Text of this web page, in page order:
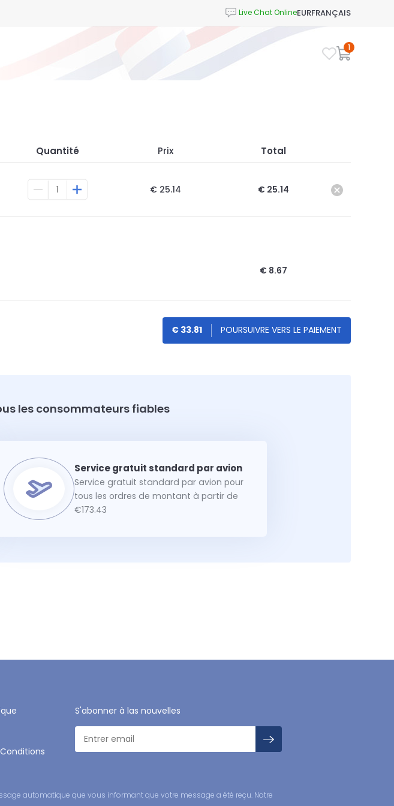
EURFRANÇAIS
1
Quantité Prix Total
€ 25.14 € 25.14
€ 8.67
€ 33.81
les consommateurs fiables
Service gratuit standard par avion pour
tous les ordres de montant à partir de
€173.43
S'abonner à las nouvelles
automatique que vous informant que votre message a été reçu. Notre